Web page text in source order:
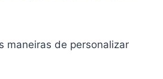
maneiras de personalizar